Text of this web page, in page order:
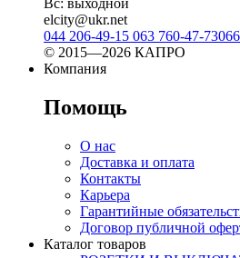
elcity@ukr.net
044 206-49-15 063 760-47-73
© 2015—2026 КАПРО
Компания
Помощь
О нас
Доставка и оплата
Контакты
Карьера
Гарантийные
Договор публичной
Каталог товаров